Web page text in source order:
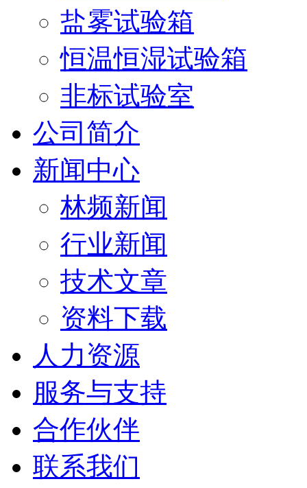
盐雾试验箱
恒温恒湿试验箱
非标试验室
公司简介
新闻中心
林频新闻
行业新闻
技术文章
资料下载
人力资源
服务与支持
合作伙伴
联系我们